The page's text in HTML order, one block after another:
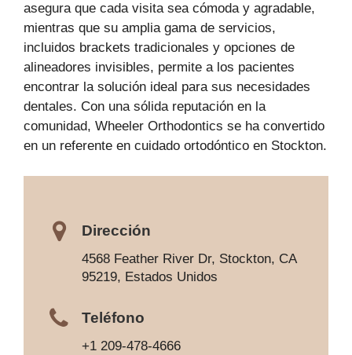
asegura que cada visita sea cómoda y agradable,
mientras que su amplia gama de servicios,
incluidos brackets tradicionales y opciones de
alineadores invisibles, permite a los pacientes
encontrar la solución ideal para sus necesidades
dentales. Con una sólida reputación en la
comunidad, Wheeler Orthodontics se ha convertido
en un referente en cuidado ortodóntico en Stockton.
Dirección
4568 Feather River Dr, Stockton, CA
95219, Estados Unidos
Teléfono
+1 209-478-4666